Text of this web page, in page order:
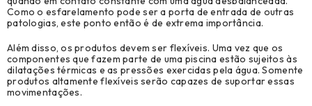
Como o esfarelamento pode ser a porta de entrada de outras
patologias, este ponto então é de extrema importância.
Além disso, os produtos devem ser flexíveis. Uma vez que os
componentes que fazem parte de uma piscina estão sujeitos às
dilatações térmicas e as pressões exercidas pela água. Somente
produtos altamente flexíveis serão capazes de suportar essas
movimentações.